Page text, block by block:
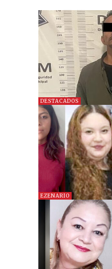
DESTACADOS
EZENARIO